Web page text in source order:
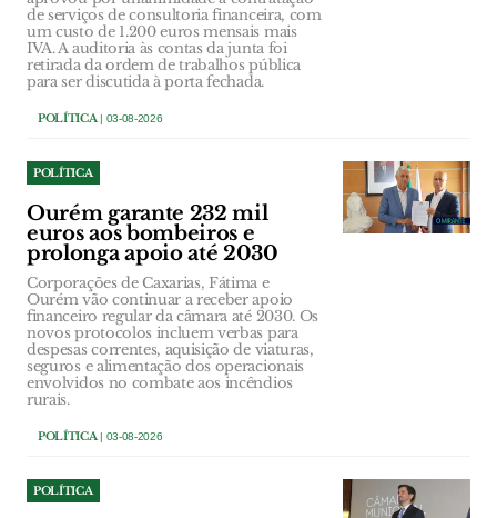
de serviços de consultoria financeira, com
um custo de 1.200 euros mensais mais
IVA. A auditoria às contas da junta foi
retirada da ordem de trabalhos pública
para ser discutida à porta fechada.
POLÍTICA| 03-08-2026
POLÍTICA
Ourém garante 232 mil
euros aos bombeiros e
prolonga apoio até 2030
Corporações de Caxarias, Fátima e
Ourém vão continuar a receber apoio
financeiro regular da câmara até 2030. Os
novos protocolos incluem verbas para
despesas correntes, aquisição de viaturas,
seguros e alimentação dos operacionais
envolvidos no combate aos incêndios
rurais.
POLÍTICA| 03-08-2026
POLÍTICA